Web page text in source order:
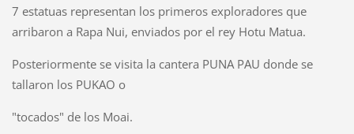
7 estatuas representan los primeros exploradores que
arribaron a Rapa Nui, enviados por el rey Hotu Matua.
Posteriormente se visita la cantera PUNA PAU donde se
tallaron los PUKAO o
"tocados" de los Moai.